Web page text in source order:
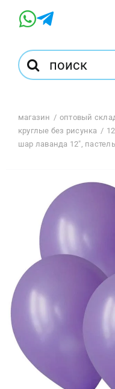
Результат
поиска:
Магазин
Оптовый Магазин
Корзина
Избранное
Доставка
Отзывы
магазин оптовый
круглые без рисунка
шар лаванда 12″,